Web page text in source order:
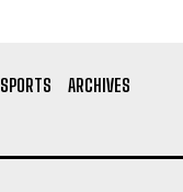
SPORTS
ARCHIVES